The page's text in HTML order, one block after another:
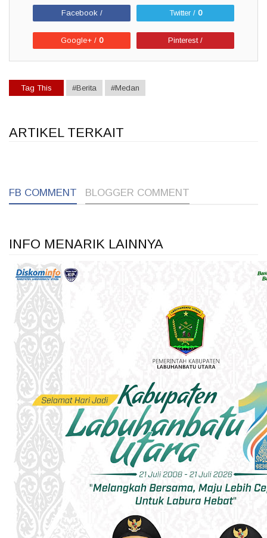
Facebook / Twitter / 0
Google+ / 0 Pinterest /
Tag This #Berita #Medan
ARTIKEL TERKAIT
FB COMMENT BLOGGER COMMENT
INFO MENARIK LAINNYA